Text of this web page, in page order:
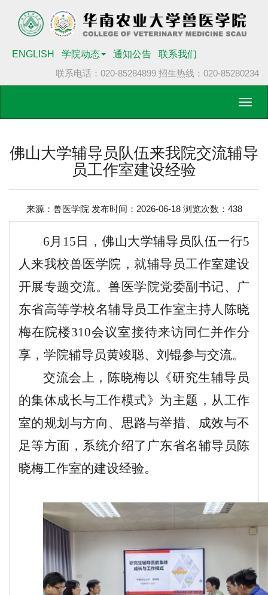
ENGLISH 学院动态 通知公告
联系我们
联系电话：020-85284899 招生热线：020-85280234
佛山大学辅导员队伍来我院交流辅导
员工作室建设经验
来源：兽医学院 发布时间：2026-06-18 浏览次数： 438
6月15日，佛山大学辅导员队伍一行5
人来我校兽医学院，就辅导员工作室建设
开展专题交流。兽医学院党委副书记、广
东省高等学校名辅导员工作室主持人陈晓
梅在院楼310会议室接待来访同仁并作分
享 ， 学院辅导员黄竣聪、刘锟参与交流。
交流会上，陈晓梅以《研究生辅导员
的集体成长与工作模式》为主题，从工作
室的规划与方向、思路与举措、成效与不
足等方面，系统介绍了广东省名辅导员陈
晓梅工作室的建设经验。